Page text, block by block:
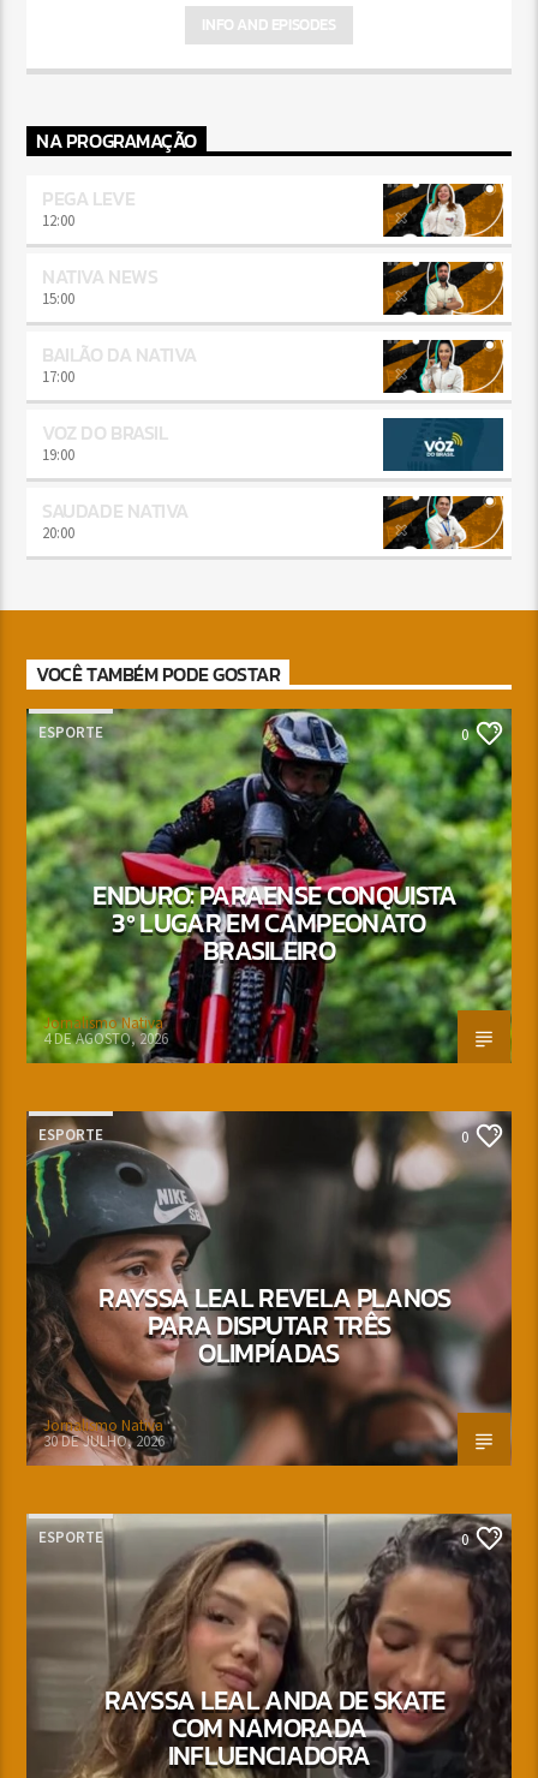
INFO AND EPISODES
NA PROGRAMAÇÃO
PEGA LEVE
12:00
NATIVA NEWS
15:00
BAILÃO DA NATIVA
17:00
VOZ DO BRASIL
19:00
SAUDADE NATIVA
20:00
VOCÊ TAMBÉM PODE GOSTAR
ESPORTE 0
ENDURO: PARAENSE CONQUISTA
3º LUGAR EM CAMPEONATO
BRASILEIRO
Jornalismo Nativa
4 DE AGOSTO, 2026
ESPORTE 0
RAYSSA LEAL REVELA PLANOS
PARA DISPUTAR TRÊS
OLIMPÍADAS
Jornalismo Nativa
30 DE JULHO, 2026
ESPORTE 0
RAYSSA LEAL ANDA DE SKATE
COM NAMORADA
INFLUENCIADORA